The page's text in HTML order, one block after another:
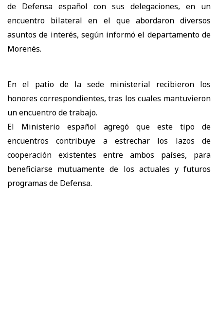
de Defensa español con sus delegaciones, en un
encuentro bilateral en el que abordaron diversos
asuntos de interés, según informó el departamento de
Morenés.
En el patio de la sede ministerial recibieron los
honores correspondientes, tras los cuales mantuvieron
un encuentro de trabajo.
El Ministerio español agregó que este tipo de
encuentros contribuye a estrechar los lazos de
cooperación existentes entre ambos países, para
beneficiarse mutuamente de los actuales y futuros
programas de Defensa.